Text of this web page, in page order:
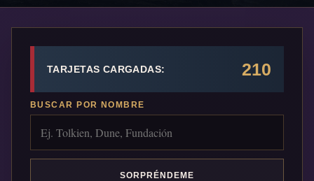
TARJETAS CARGADAS: 210
BUSCAR POR NOMBRE
SORPRÉNDEME